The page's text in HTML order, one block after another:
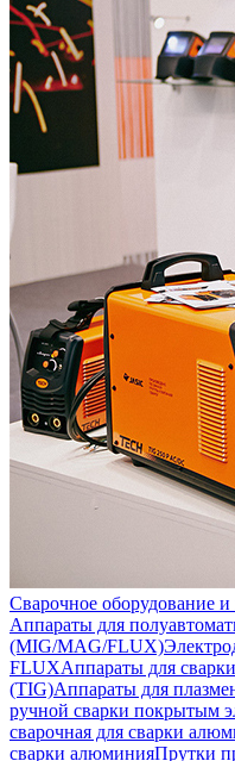
Сварочное оборудование
Аппараты для
(MIG/MAG/FLUX)
FLUXАппараты для
(TIG)Аппараты для
ручной сварки покрытым
сварочная для сварки
сварки алюминияПрутки